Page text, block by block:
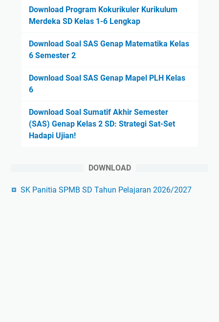
Download Program Kokurikuler Kurikulum
Merdeka SD Kelas 1-6 Lengkap
Download Soal SAS Genap Matematika Kelas
6 Semester 2
Download Soal SAS Genap Mapel PLH Kelas
6
Download Soal Sumatif Akhir Semester
(SAS) Genap Kelas 2 SD: Strategi Sat-Set
Hadapi Ujian!
DOWNLOAD
SK Panitia SPMB SD Tahun Pelajaran 2026/2027